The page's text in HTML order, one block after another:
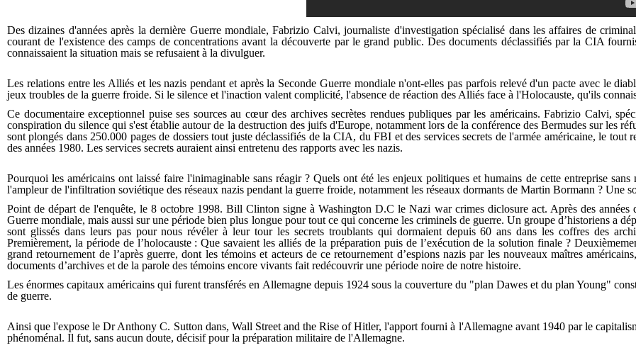
Des dizaines d'années après la dernière Guerre mondiale, Fabrizio Calvi, journaliste d'investigation spécialisé dans les affaires de
courant de l'existence des camps de concentrations avant la découverte par le grand public. Des documents déclassifiés par la CIA
connaissaient la situation mais se refusaient à la divulguer.
Les relations entre les Alliés et les nazis pendant et après la Seconde Guerre mondiale n'ont-elles pas parfois relevé d'un pacte avec le
jeux troubles de la guerre froide. Si le silence et l'inaction valent complicité, l'absence de réaction des Alliés face à l'Holocauste, qu'ils
Ce documentaire exceptionnel puise ses sources au cœur des archives secrètes rendues publiques par les américains. Fabrizio Calvi,
conspiration du silence qui s'est établie autour de la destruction des juifs d'Europe, notamment lors de la conférence des Bermudes sur les
sont plongés dans 250.000 pages de dossiers tout juste déclassifiés de la CIA, du FBI et des services secrets de l'armée américaine, le
des années 1980. Les services secrets auraient ainsi entretenu des rapports avec les nazis.
Pourquoi les américains ont laissé faire l'inimaginable sans réagir ? Quels ont été les enjeux politiques et humains de cette entreprise
l'ampleur de l'infiltration soviétique des réseaux nazis pendant la guerre froide, notamment les réseaux dormants de Martin Bormann ? Une
Point de départ de l'enquête, le 8 octobre 1998. Bill Clinton signe à Washington D.C le Nazi war crimes diclosure act. Après des années
Guerre mondiale, mais aussi sur une période bien plus longue pour tout ce qui concerne les criminels de guerre. Un groupe d’historiens a
sont glissés dans leurs pas pour nous révéler à leur tour les secrets troublants qui dormaient depuis 60 ans dans les coffres des
Premièrement, la période de l’holocauste : Que savaient les alliés de la préparation puis de l’exécution de la solution finale ?
grand retournement de l’après guerre, dont les témoins et acteurs de ce retournement d’espions nazis par les nouveaux maîtres
documents d’archives et de la parole des témoins encore vivants fait redécouvrir une période noire de notre histoire.
Les énormes capitaux américains qui furent transférés en Allemagne depuis 1924 sous la couverture du "plan Dawes et du plan Young"
de guerre.
Ainsi que l'expose le Dr Anthony C. Sutton dans, Wall Street and the Rise of Hitler, l'apport fourni à l'Allemagne avant 1940 par le
phénoménal. Il fut, sans aucun doute, décisif pour la préparation militaire de l'Allemagne.